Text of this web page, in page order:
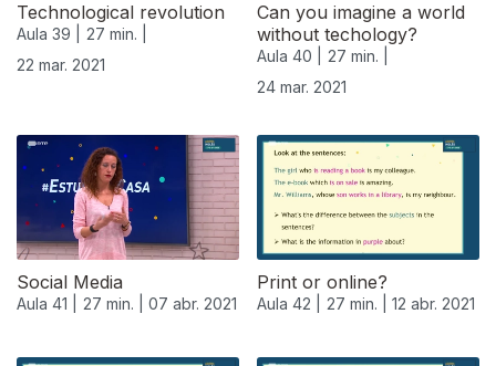
Technological revolution
Aula 39 |
27 min. |
22 mar. 2021
Can you imagine a world
without techology?
Aula 40 |
27 min. |
24 mar. 2021
Social Media
Aula 41 | 27 min. | 07 abr. 2021
Print or online?
Aula 42 | 27 min. | 12 abr. 2021